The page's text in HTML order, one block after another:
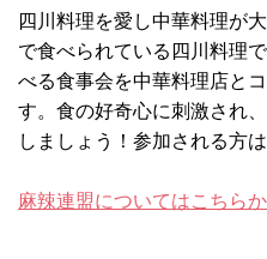
四川料理を愛し中華料理が
で食べられている四川料理
べる食事会を中華料理店と
す。食の好奇心に刺激され
しましょう！参加される方
麻辣連盟についてはこちら